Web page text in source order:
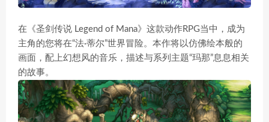
在《圣剑传说 Legend of Mana》这款动作RPG当中，成为
主角的您将在“法·蒂尔”世界冒险。本作将以仿佛绘本般的
画面，配上幻想风的音乐，描述与系列主题“玛那”息息相关
的故事。